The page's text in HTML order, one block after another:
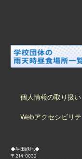
個人情報の取り扱い
Webアクセシビリ
◆生田緑地◆
〒214-0032